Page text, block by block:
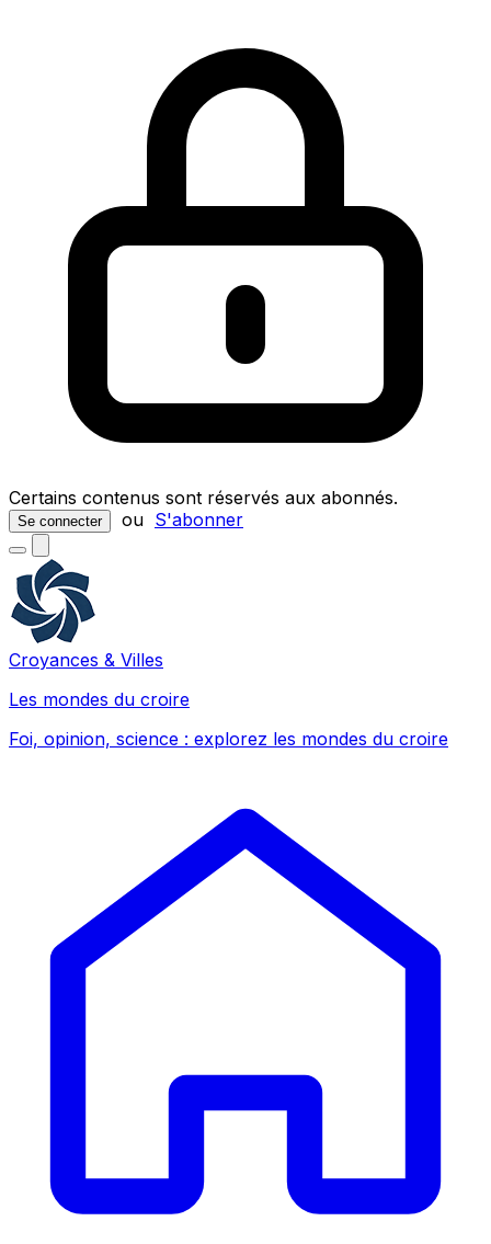
Certains contenus sont réservés aux abonnés.
Se connecter ou S'abonner
Croyances & Villes
Les mondes du croire
Foi, opinion, science : explorez les mondes du croire